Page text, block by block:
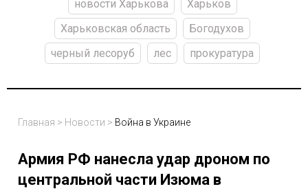
новости Харькова
Харьков
Харьковская область
Богодухов
черный лесоруб
лес прокуратура
Главная > Новости > Война в Украине
Армия РФ нанесла удар дроном по
центральной части Изюма в